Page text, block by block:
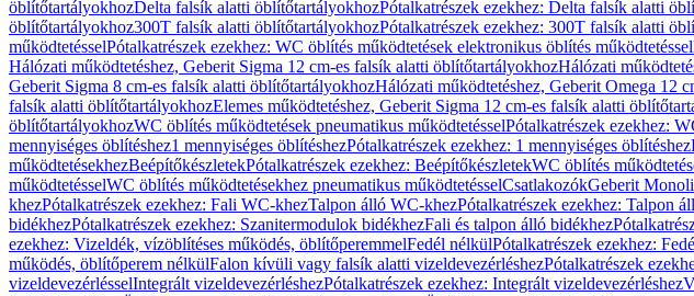
öblítőtartályokhozDelta falsík alatti öblítőtartályokhozPótalkatrészek ezekhez: Delta falsík alatti
öblítőtartályokhoz300T falsík alatti öblítőtartályokhozPótalkatrészek ezekhez: 300T falsík alatti
működtetésselPótalkatrészek ezekhez: WC öblítés működtetések elektronikus öblítés működtetéssel
Hálózati működtetéshez, Geberit Sigma 12 cm-es falsík alatti öblítőtartályokhozHálózati
Geberit Sigma 8 cm-es falsík alatti öblítőtartályokhozHálózati működtetéshez, Geberit Omega 12
falsík alatti öblítőtartályokhozElemes működtetéshez, Geberit Sigma 12 cm-es falsík alatti
öblítőtartályokhozWC öblítés működtetések pneumatikus működtetésselPótalkatrészek ezekhez:
mennyiséges öblítéshez1 mennyiséges öblítéshezPótalkatrészek ezekhez: 1 mennyiséges öblítéshez
működtetésekhezBeépítőkészletekPótalkatrészek ezekhez: BeépítőkészletekWC öblítés
működtetésselWC öblítés működtetésekhez pneumatikus működtetésselCsatlakozókGeberit
khezPótalkatrészek ezekhez: Fali WC-khezTalpon álló WC-khezPótalkatrészek ezekhez: Talpon
bidékhezPótalkatrészek ezekhez: Szanitermodulok bidékhezFali és talpon álló bidékhez
ezekhez: Vizeldék, vízöblítéses működés, öblítőperemmelFedél nélkülPótalkatrészek ezekhez:
működés, öblítőperem nélkülFalon kívüli vagy falsík alatti vizeldevezérléshezPótalkatrészek
vizeldevezérlésselIntegrált vizeldevezérléshezPótalkatrészek ezekhez: Integrált vizeldevezérléshez